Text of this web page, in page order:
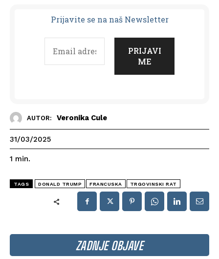
ZADNJE OBJAVE
Prijavite se na naš Newsletter
AUTOR: Veronika Cule
31/03/2025
1 min.
TAGS DONALD TRUMP FRANCUSKA TRGOVINSKI RAT